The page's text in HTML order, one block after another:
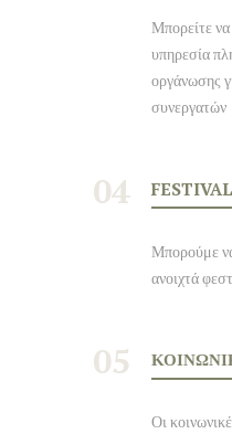
Μπορείτε να
υπηρεσία
οργάνωσης
συνεργατών
04
Μπορούμε
ανοιχτά
05
Οι